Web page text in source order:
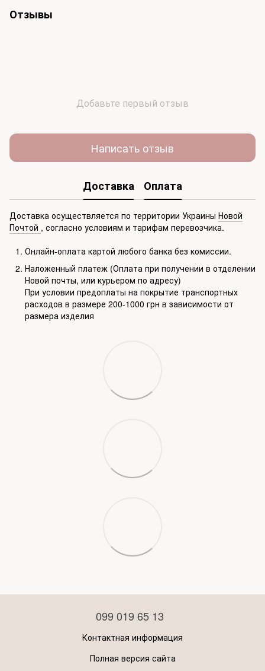
Отзывы
Добавьте первый отзыв
Написать отзыв
Доставка Оплата
Доставка осуществляется по территории Украины Новой
Почтой , согласно условиям и тарифам перевозчика.
Онлайн-оплата картой любого банка без комиссии.
Наложенный платеж (Оплата при получении в отделении
Новой почты, или курьером по адресу)
При условии предоплаты на покрытие транспортных
расходов в размере 200-1000 грн в зависимости от
размера изделия
099 019 65 13
Контактная информация
Полная версия сайта